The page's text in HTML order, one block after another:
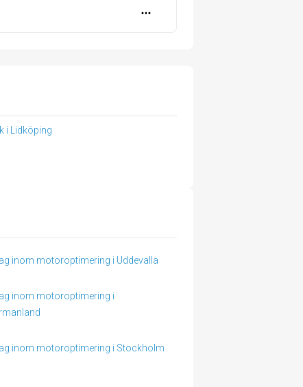
i Lidköping
inom motoroptimering i Uddevalla
inom motoroptimering i
inom motoroptimering i Stockholm